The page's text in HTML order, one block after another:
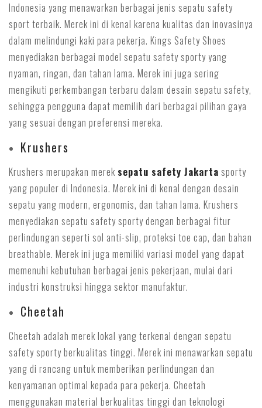
Indonesia yang menawarkan berbagai jenis sepatu safety
sport terbaik. Merek ini di kenal karena kualitas dan inovasinya
dalam melindungi kaki para pekerja. Kings Safety Shoes
menyediakan berbagai model sepatu safety sporty yang
nyaman, ringan, dan tahan lama. Merek ini juga sering
mengikuti perkembangan terbaru dalam desain sepatu safety,
sehingga pengguna dapat memilih dari berbagai pilihan gaya
yang sesuai dengan preferensi mereka.
Krushers
Krushers merupakan merek sepatu safety Jakarta sporty
yang populer di Indonesia. Merek ini di kenal dengan desain
sepatu yang modern, ergonomis, dan tahan lama. Krushers
menyediakan sepatu safety sporty dengan berbagai fitur
perlindungan seperti sol anti-slip, proteksi toe cap, dan bahan
breathable. Merek ini juga memiliki variasi model yang dapat
memenuhi kebutuhan berbagai jenis pekerjaan, mulai dari
industri konstruksi hingga sektor manufaktur.
Cheetah
Cheetah adalah merek lokal yang terkenal dengan sepatu
safety sporty berkualitas tinggi. Merek ini menawarkan sepatu
yang di rancang untuk memberikan perlindungan dan
kenyamanan optimal kepada para pekerja. Cheetah
menggunakan material berkualitas tinggi dan teknologi